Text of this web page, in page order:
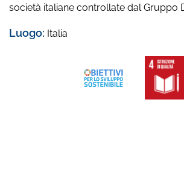
società italiane controllate dal Gruppo
Luogo: Italia